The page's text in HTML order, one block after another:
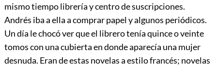
mismo tiempo librería y centro de suscripciones.
Andrés iba a ella a comprar papel y algunos periódicos.
Un día le chocó ver que el librero tenía quince o veinte
tomos con una cubierta en donde aparecía una mujer
desnuda. Eran de estas novelas a estilo francés; novelas